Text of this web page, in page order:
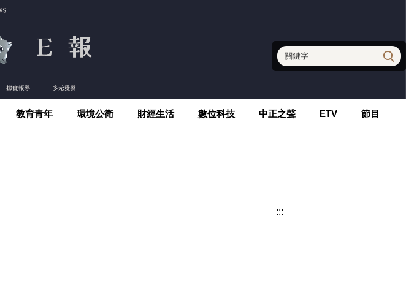
教育青年 環境公衛 財經生活 數位科技 中正之聲 ETV 節目
:::